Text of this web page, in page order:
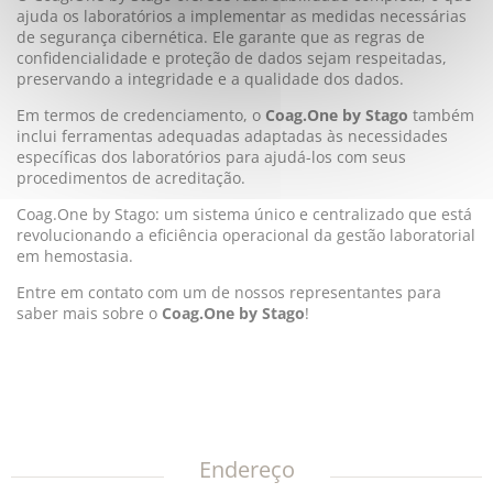
ajuda os laboratórios a implementar as medidas necessárias
de segurança cibernética. Ele garante que as regras de
confidencialidade e proteção de dados sejam respeitadas,
preservando a integridade e a qualidade dos dados.
Em termos de credenciamento, o Coag.One by Stago também
inclui ferramentas adequadas adaptadas às necessidades
específicas dos laboratórios para ajudá-los com seus
procedimentos de acreditação.
Coag.One by Stago: um sistema único e centralizado que está
revolucionando a eficiência operacional da gestão laboratorial
em hemostasia.
Entre em contato com um de nossos representantes para
saber mais sobre o Coag.One by Stago!
Endereço